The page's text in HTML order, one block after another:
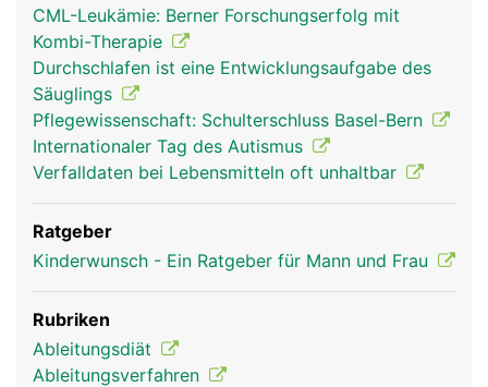
CML-Leukämie: Berner Forschungserfolg mit
Kombi-Therapie
Durchschlafen ist eine Entwicklungsaufgabe des
Säuglings
Pflegewissenschaft: Schulterschluss Basel-Bern
Internationaler Tag des Autismus
Verfalldaten bei Lebensmitteln oft unhaltbar
Ratgeber
Kinderwunsch - Ein Ratgeber für Mann und Frau
Rubriken
Ableitungsdiät
Ableitungsverfahren